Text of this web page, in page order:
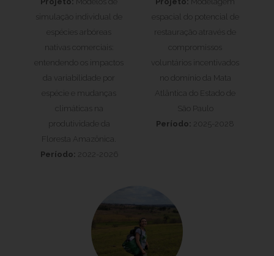
simulação individual de
espécies arbóreas
nativas comerciais:
entendendo os impactos
da variabilidade por
espécie e mudanças
climáticas na
produtividade da
Floresta Amazônica.
Período: 2022-2026
espacial do potencial de
restauração através de
compromissos
voluntários incentivados
no domínio da Mata
Atlântica do Estado de
São Paulo
Período: 2025-2028